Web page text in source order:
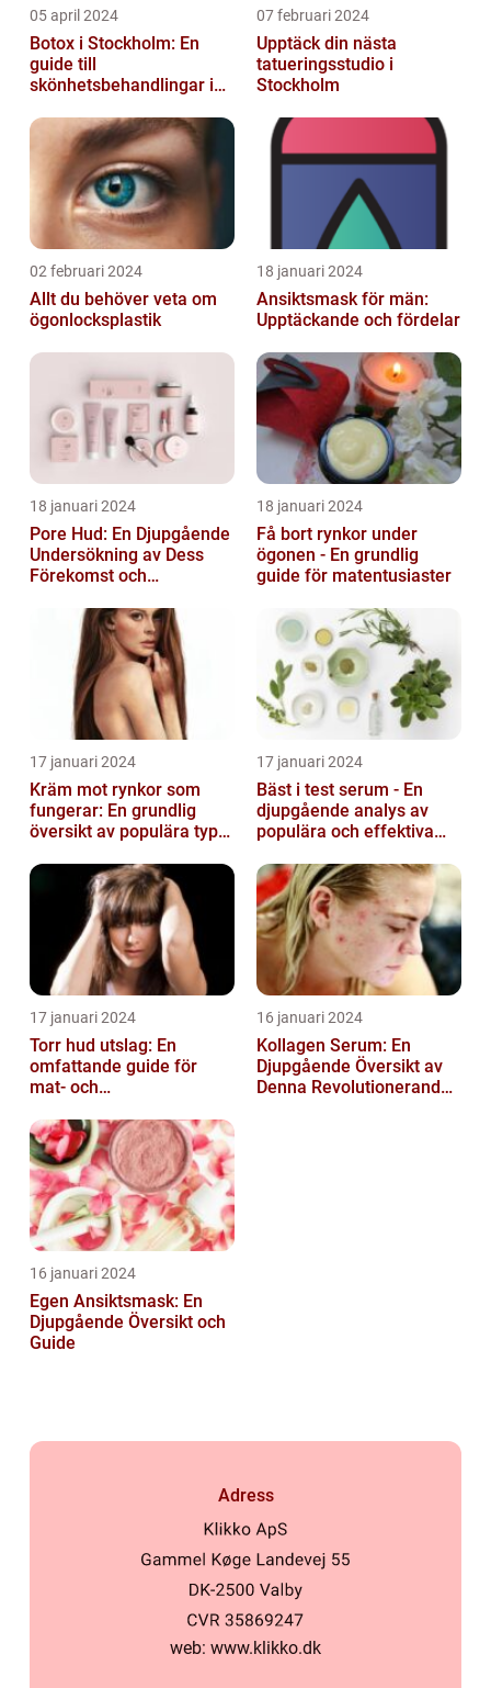
05 april 2024
Botox i Stockholm: En
guide till
skönhetsbehandlingar i
07 februari 2024
Upptäck din nästa
tatueringsstudio i
Stockholm
02 februari 2024
Allt du behöver veta om
ögonlocksplastik
18 januari 2024
Ansiktsmask för män:
Upptäckande och fördelar
18 januari 2024
Pore Hud: En Djupgående
Undersökning av Dess
Förekomst och
18 januari 2024
Få bort rynkor under
ögonen - En grundlig
guide för matentusiaster
17 januari 2024
Kräm mot rynkor som
fungerar: En grundlig
översikt av populära typer
17 januari 2024
Bäst i test serum - En
djupgående analys av
populära och effektiva
17 januari 2024
Torr hud utslag: En
omfattande guide för
mat- och
16 januari 2024
Kollagen Serum: En
Djupgående Översikt av
Denna Revolutionerande
16 januari 2024
Egen Ansiktsmask: En
Djupgående Översikt och
Guide
Adress
web: www.klikko.dk